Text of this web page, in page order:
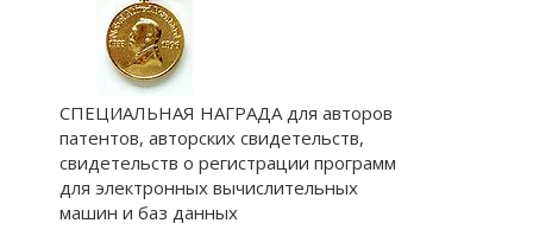
СПЕЦИАЛЬНАЯ НАГРАДА для авторов
патентов, авторских свидетельств,
свидетельств о регистрации программ
для электронных вычислительных
машин и баз данных